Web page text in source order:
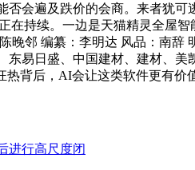
否会遍及跌价的会商。来者犹
在持续。一边是天猫精灵全屋
晚邻 编纂：李明达 风品：南
东易日盛、中国建材、建材、
热背后，AI会让这类软件更有
进行高尺度闭